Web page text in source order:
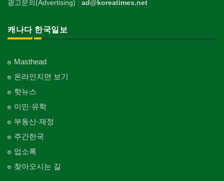
광고문의(Advertising) : ad@koreatimes.net
캐나다 한국일보
Masthead
온라인지면 보기
핫뉴스
이민·유학
부동산·재정
주간한국
업소록
찾아오시는 길